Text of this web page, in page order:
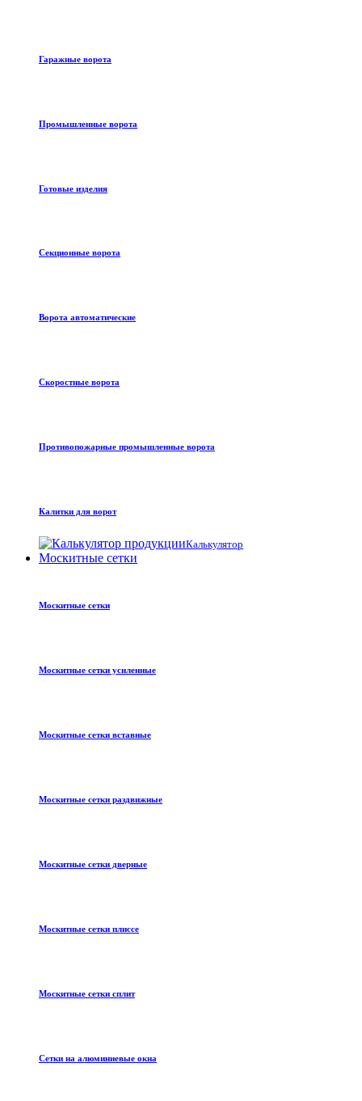
Гаражные ворота
Промышленные ворота
Готовые изделия
Секционные ворота
Ворота автоматические
Скоростные ворота
Противопожарные промышленные ворота
Калитки для ворот
Калькулятор
Москитные сетки
Москитные сетки
Москитные сетки усиленные
Москитные сетки вставные
Москитные сетки раздвижные
Москитные сетки дверные
Москитные сетки плиссе
Москитные сетки сплит
Сетки на алюминиевые окна